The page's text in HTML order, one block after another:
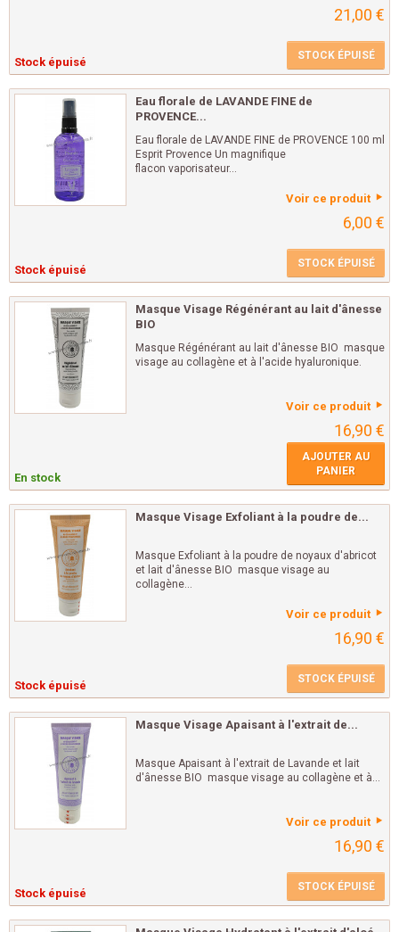
21,00 €
Stock épuisé STOCK ÉPUISÉ
Eau florale de LAVANDE FINE de
PROVENCE...
Eau florale de LAVANDE FINE de PROVENCE 100 ml
Esprit Provence Un magnifique
flacon vaporisateur...
Voir ce produit
6,00 €
Stock épuisé STOCK ÉPUISÉ
Masque Visage Régénérant au lait d'ânesse
BIO
Masque Régénérant au lait d'ânesse BIO masque
visage au collagène et à l'acide hyaluronique.
Voir ce produit
16,90 €
En stock
AJOUTER AU
PANIER
Masque Visage Exfoliant à la poudre de...
Masque Exfoliant à la poudre de noyaux d'abricot
et lait d'ânesse BIO masque visage au
collagène...
Voir ce produit
16,90 €
Stock épuisé STOCK ÉPUISÉ
Masque Visage Apaisant à l'extrait de...
Masque Apaisant à l'extrait de Lavande et lait
d'ânesse BIO masque visage au collagène et à...
Voir ce produit
16,90 €
Stock épuisé STOCK ÉPUISÉ